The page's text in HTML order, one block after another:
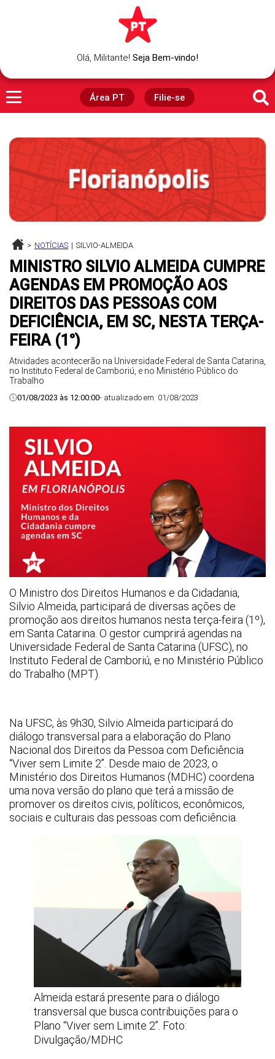
Olá, Militante! Seja Bem-vindo!
Área PT Filie-se
> NOTÍCIAS | SILVIO-ALMEIDA
MINISTRO SILVIO ALMEIDA CUMPRE
AGENDAS EM PROMOÇÃO AOS
DIREITOS DAS PESSOAS COM
DEFICIÊNCIA, EM SC, NESTA TERÇA-
FEIRA (1°)
Atividades acontecerão na Universidade Federal de Santa Catarina,
no Instituto Federal de Camboriú, e no Ministério Público do
Trabalho
01/08/2023 às 12:00:00- atualizado em 01/08/2023
O Ministro dos Direitos Humanos e da Cidadania,
Silvio Almeida, participará de diversas ações de
promoção aos direitos humanos nesta terça-feira (1º),
em Santa Catarina. O gestor cumprirá agendas na
Universidade Federal de Santa Catarina (UFSC), no
Instituto Federal de Camboriú, e no Ministério Público
do Trabalho (MPT).
Na UFSC, às 9h30, Silvio Almeida participará do
diálogo transversal para a elaboração do Plano
Nacional dos Direitos da Pessoa com Deficiência
“Viver sem Limite 2”. Desde maio de 2023, o
Ministério dos Direitos Humanos (MDHC) coordena
uma nova versão do plano que terá a missão de
promover os direitos civis, políticos, econômicos,
sociais e culturais das pessoas com deficiência.
Almeida estará presente para o diálogo
transversal que busca contribuições para o
Plano “Viver sem Limite 2”. Foto:
Divulgação/MDHC